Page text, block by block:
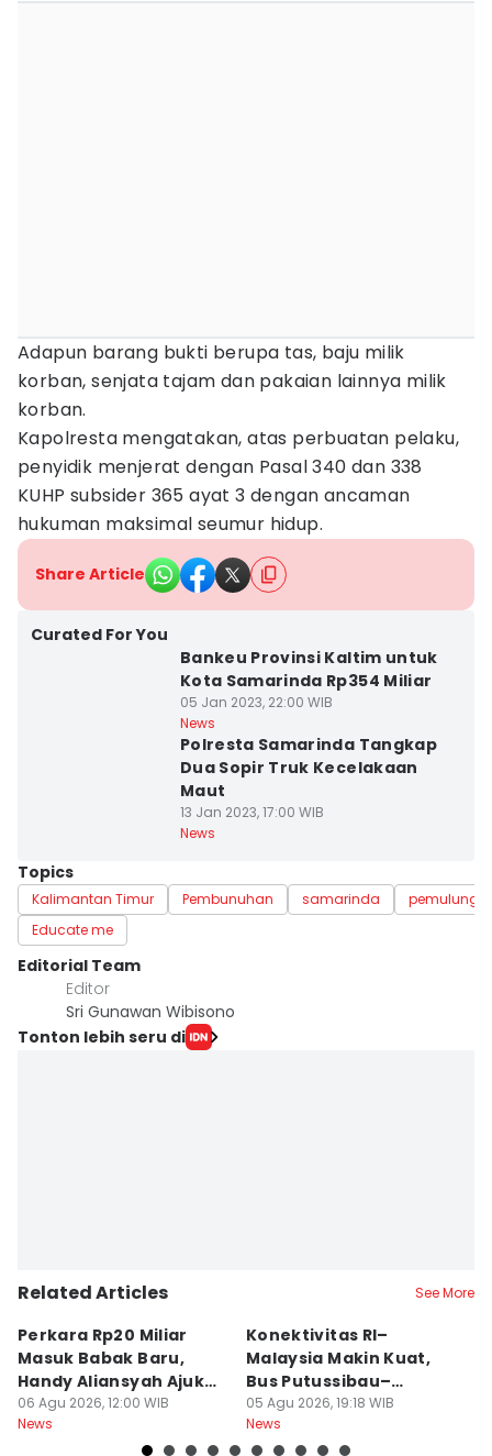
Adapun barang bukti berupa tas, baju milik
korban, senjata tajam dan pakaian lainnya milik
korban.
Kapolresta mengatakan, atas perbuatan pelaku,
penyidik menjerat dengan Pasal 340 dan 338
KUHP subsider 365 ayat 3 dengan ancaman
hukuman maksimal seumur hidup.
Share Article
Curated For You
Bankeu Provinsi Kaltim untuk
Kota Samarinda Rp354 Miliar
05 Jan 2023, 22:00 WIB
News
Polresta Samarinda Tangkap
Dua Sopir Truk Kecelakaan
Maut
13 Jan 2023, 17:00 WIB
News
Topics
Kalimantan Timur Pembunuhan samarinda
pemulung
Educate me
Editorial Team
Editor
Sri Gunawan Wibisono
Tonton lebih seru di
Related Articles See More
Perkara Rp20 Miliar
Masuk Babak Baru,
Handy Aliansyah Ajukan
Banding
06 Agu 2026, 12:00 WIB
News
Konektivitas RI–
Malaysia Makin Kuat,
Bus Putussibau–
Kuching Masuki Final
05 Agu 2026, 19:18 WIB
News